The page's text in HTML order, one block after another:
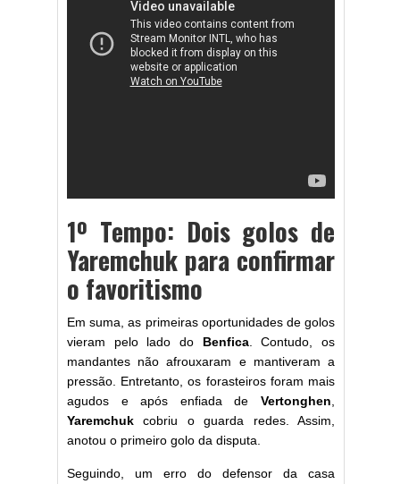
1º Tempo: Dois golos de
Yaremchuk para confirmar
o favoritismo
Em suma, as primeiras oportunidades de golos
vieram pelo lado do Benfica. Contudo, os
mandantes não afrouxaram e mantiveram a
pressão. Entretanto, os forasteiros foram mais
agudos e após enfiada de Vertonghen
Yaremchuk cobriu o guarda redes. Assim,
anotou o primeiro golo da disputa.
Seguindo, um erro do defensor da casa